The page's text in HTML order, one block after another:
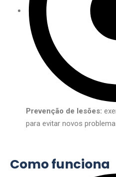
Prevenção de lesões:
para evitar novos
Como funciona